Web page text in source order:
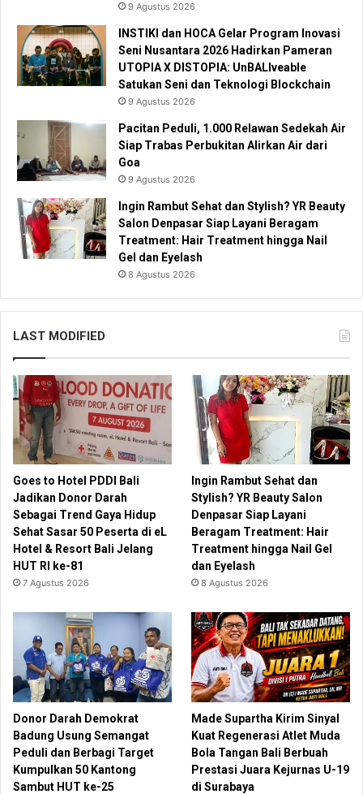
9 Agustus 2026
INSTIKI dan HOCA Gelar Program Inovasi
Seni Nusantara 2026 Hadirkan Pameran
UTOPIA X DISTOPIA: UnBALIveable
Satukan Seni dan Teknologi Blockchain
9 Agustus 2026
Pacitan Peduli, 1.000 Relawan Sedekah Air
Siap Trabas Perbukitan Alirkan Air dari
Goa
9 Agustus 2026
Ingin Rambut Sehat dan Stylish? YR Beauty
Salon Denpasar Siap Layani Beragam
Treatment: Hair Treatment hingga Nail
Gel dan Eyelash
8 Agustus 2026
LAST MODIFIED
Goes to Hotel PDDI Bali
Jadikan Donor Darah
Sebagai Trend Gaya Hidup
Sehat Sasar 50 Peserta di eL
Hotel & Resort Bali Jelang
HUT RI ke-81
7 Agustus 2026
Ingin Rambut Sehat dan
Stylish? YR Beauty Salon
Denpasar Siap Layani
Beragam Treatment: Hair
Treatment hingga Nail Gel
dan Eyelash
8 Agustus 2026
Donor Darah Demokrat
Badung Usung Semangat
Peduli dan Berbagi Target
Kumpulkan 50 Kantong
Sambut HUT ke-25
Made Supartha Kirim Sinyal
Kuat Regenerasi Atlet Muda
Bola Tangan Bali Berbuah
Prestasi Juara Kejurnas U-19
di Surabaya